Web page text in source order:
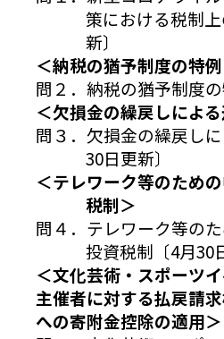
策における税制
新〕
＜納税の猶予制度の特
問２．納税の猶予制度の
＜欠損金の繰戻しによ
問３．欠損金の繰戻し
30日更新〕
＜テレワーク等のため
税制＞
問４．テレワーク等の
投資税制〔4月30
＜文化芸術・スポーツ
主催者に対する払戻請
への寄附金控除の適用＞